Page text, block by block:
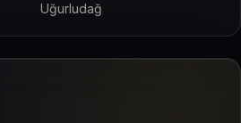
Uğurludağ